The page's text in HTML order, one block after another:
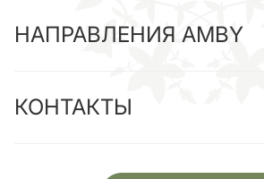
НАПРАВЛЕНИЯ AMBY
КОНТАКТЫ